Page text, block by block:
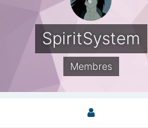
SpiritSystem
Membres